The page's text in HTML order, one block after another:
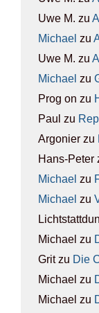
Uwe M. zu
Michael zu
Uwe M. zu
Michael zu
Prog on zu
Paul zu
Argonier zu
Hans-Peter
Michael zu
Michael zu
Michael zu
Gritzu Die
Michael zu
Michael zu